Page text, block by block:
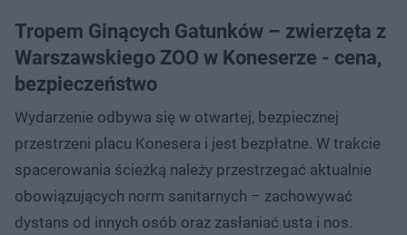
Tropem Ginących Gatunków – zwierzęta z
Warszawskiego ZOO w Koneserze - cena,
bezpieczeństwo
Wydarzenie odbywa się w otwartej, bezpiecznej
przestrzeni placu Konesera i jest bezpłatne. W trakcie
spacerowania ścieżką należy przestrzegać aktualnie
obowiązujących norm sanitarnych – zachowywać
dystans od innych osób oraz zasłaniać usta i nos.